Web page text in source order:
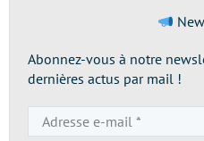
Abonnez-vous à notre
dernières actus par mail !